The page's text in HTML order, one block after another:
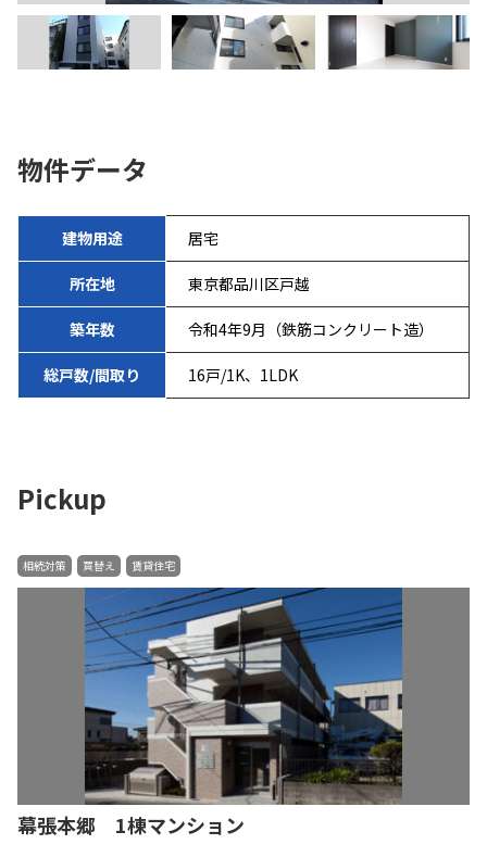
物件データ
建物用途 居宅
所在地 東京都品川区戸越
築年数 令和4年9月（鉄筋コンクリート造）
総戸数/間取り 16戸/1K、1LDK
Pickup
相続対策 買替え 賃貸住宅
幕張本郷 1棟マンション